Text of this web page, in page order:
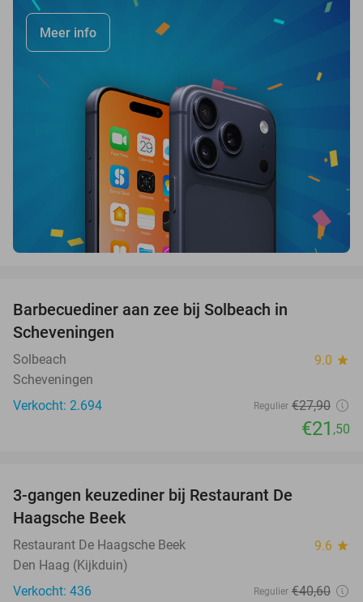
Meer info
Barbecuediner aan zee bij Solbeach in
Scheveningen
Solbeach 9.0 star
Scheveningen
Verkocht: 2.694
Regulier €27,90
€21 ,50
3-gangen keuzediner bij Restaurant De
Haagsche Beek
Restaurant De Haagsche Beek 9.6 star
Den Haag (Kijkduin)
Verkocht: 436
Regulier €40,60